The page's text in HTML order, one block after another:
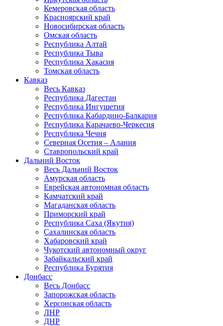
Кемеровская область
Красноярский край
Новосибирская область
Омская область
Республика Алтай
Республика Тыва
Республика Хакасия
Томская область
Кавказ
Весь Кавказ
Республика Дагестан
Республика Ингушетия
Республика Кабардино-Балкария
Республика Карачаево-Черкесия
Республика Чечня
Северная Осетия – Алания
Ставропольский край
Дальний Восток
Весь Дальний Восток
Амурская область
Еврейская автономная область
Камчатский край
Магаданская область
Приморский край
Республика Саха (Якутия)
Сахалинская область
Хабаровский край
Чукотский автономный округ
Забайкальский край
Республика Бурятия
Донбасс
Весь Донбасс
Запорожская область
Херсонская область
ЛНР
ДНР